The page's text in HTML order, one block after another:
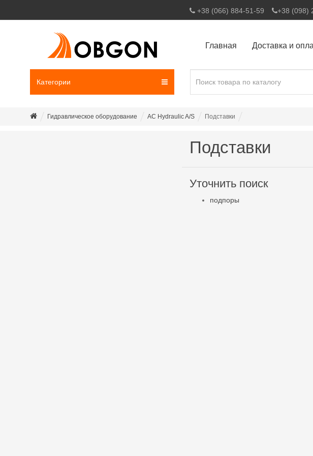
+38 (066) 884-51-59 +38 (098)
Главная Доставка и
Категории
Гидравлическое оборудование AC Hydraulic A/S Подставки
Подставки
Уточнить поиск
подпоры